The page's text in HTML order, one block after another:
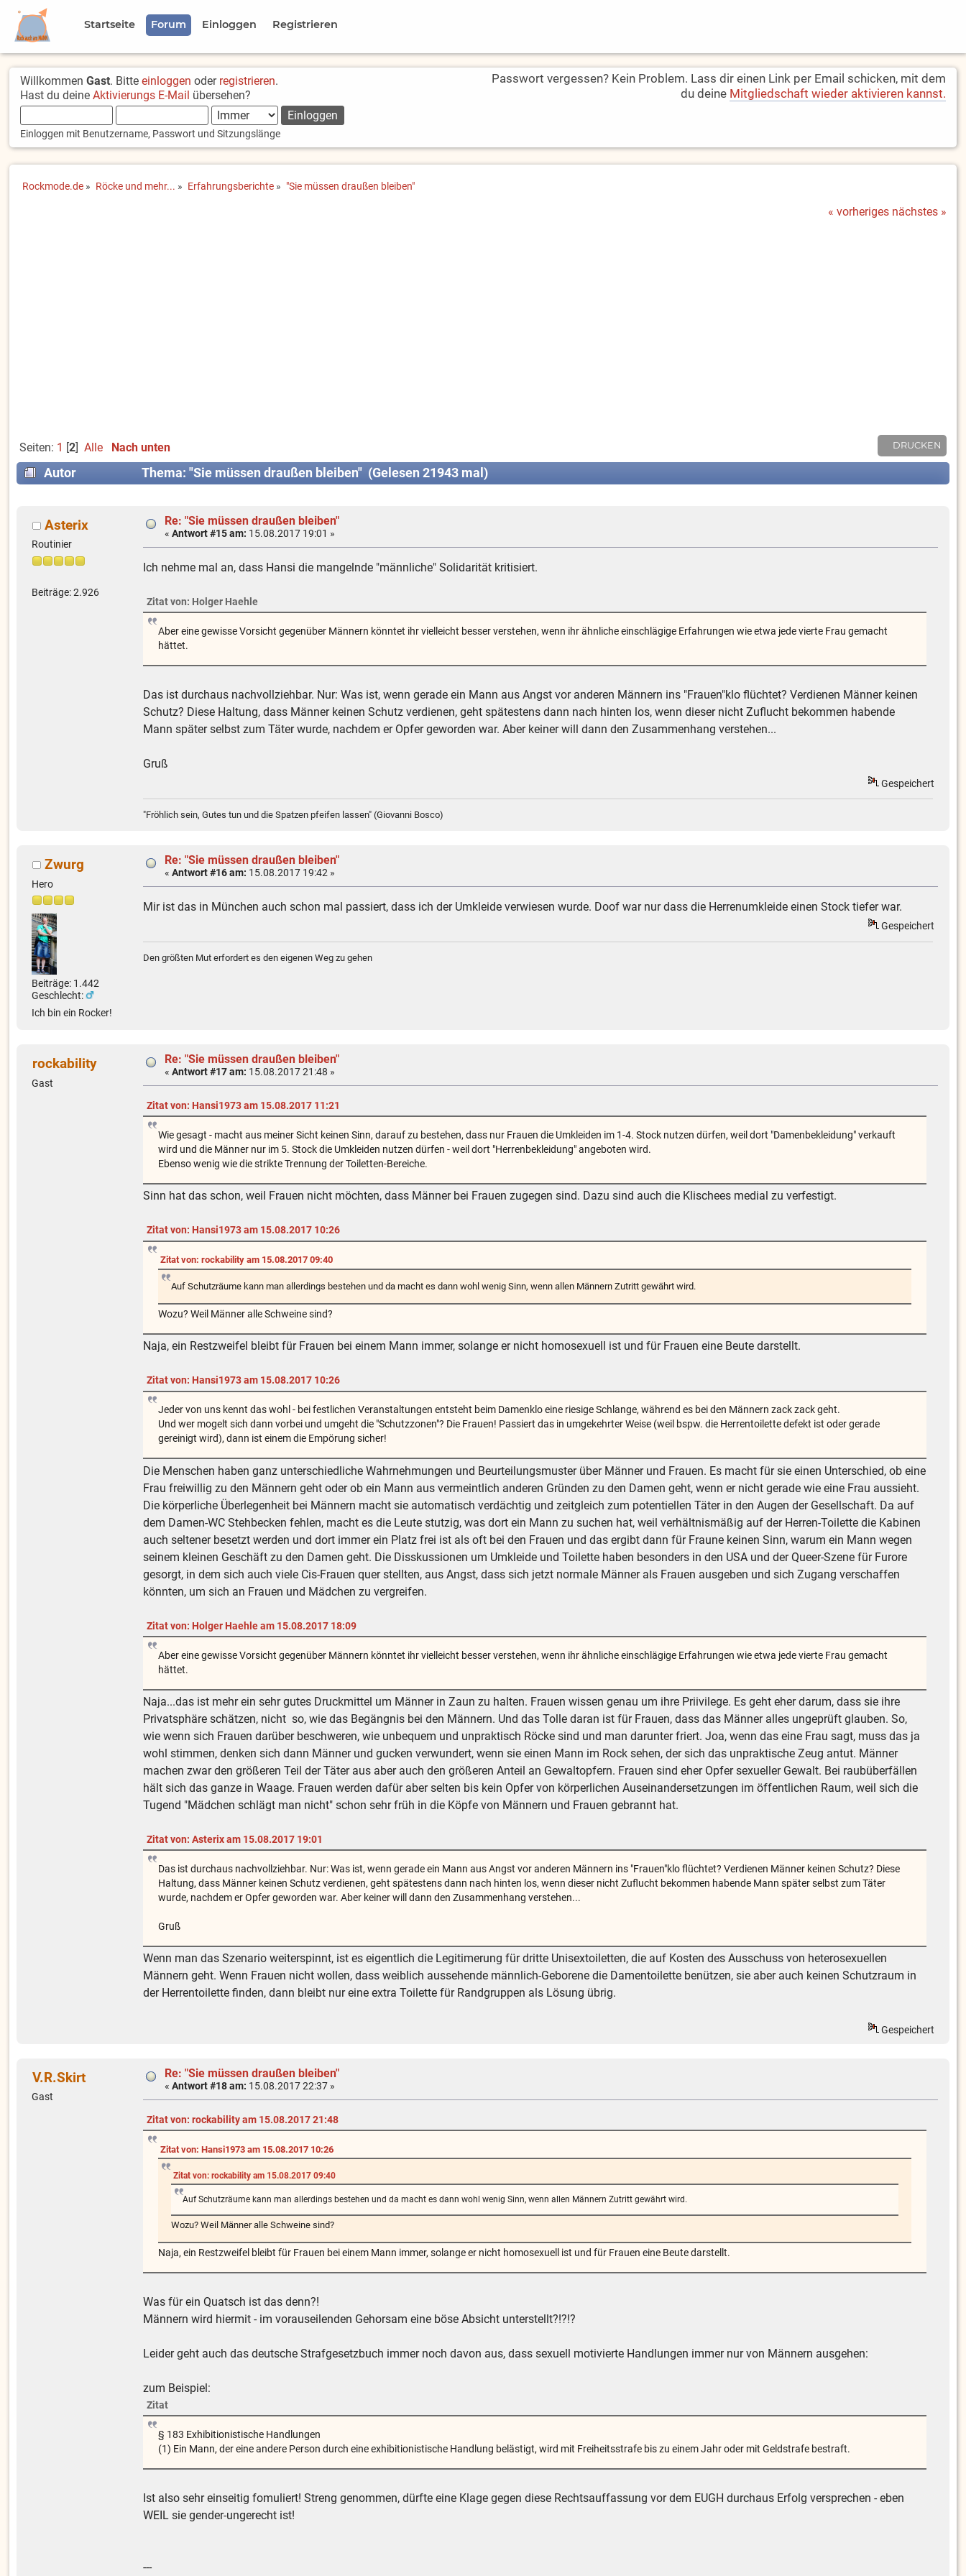
Startseite Forum Einloggen Registrieren
WillkommenGast. Bitteeinloggen oder registrieren.
Hast du deineAktivierungs E-Mail übersehen?
Einloggen mit Benutzername, Passwort und Sitzungslänge
Passwort vergessen? Kein Problem. Lass dir einen Link per Email schicken, mit dem
du deine Mitgliedschaft wieder aktivieren kannst.
Rockmode.de » Röcke und mehr... » Erfahrungsberichte » "Sie müssen draußen bleiben"
« vorheriges nächstes »
DRUCKEN
Seiten: 1 [2] Alle Nach unten
Autor Thema: "Sie müssen draußen bleiben" (Gelesen 21943 mal)
Asterix
Routinier
Beiträge: 2.926
Re: "Sie müssen draußen bleiben"
«Antwort #15 am: 15.08.2017 19:01 »
Ich nehme mal an, dass Hansi die mangelnde "männliche" Solidarität kritisiert.
Zitat von: Holger Haehle
Aber eine gewisse Vorsicht gegenüber Männern könntet ihr vielleicht besser verstehen, wenn ihr ähnliche einschlägige Erfahrungen wie etwa jede vierte Frau gemacht
hättet.
Das ist durchaus nachvollziehbar. Nur: Was ist, wenn gerade ein Mann aus Angst vor anderen Männern ins "Frauen"klo flüchtet? Verdienen Männer keinen
Schutz? Diese Haltung, dass Männer keinen Schutz verdienen, geht spätestens dann nach hinten los, wenn dieser nicht Zuflucht bekommen habende
Mann später selbst zum Täter wurde, nachdem er Opfer geworden war. Aber keiner will dann den Zusammenhang verstehen...
Gruß
Gespeichert
"Fröhlich sein, Gutes tun und die Spatzen pfeifen lassen" (Giovanni Bosco)
Zwurg
Hero
Beiträge: 1.442
Geschlecht:
Ich bin ein Rocker!
Re: "Sie müssen draußen bleiben"
«Antwort #16 am: 15.08.2017 19:42 »
Mir ist das in München auch schon mal passiert, dass ich der Umkleide verwiesen wurde. Doof war nur dass die Herrenumkleide einen Stock tiefer war.
Gespeichert
Den größten Mut erfordert es den eigenen Weg zu gehen
rockability
Gast
Re: "Sie müssen draußen bleiben"
«Antwort #17 am: 15.08.2017 21:48 »
Zitat von: Hansi1973 am 15.08.2017 11:21
Wie gesagt - macht aus meiner Sicht keinen Sinn, darauf zu bestehen, dass nur Frauen die Umkleiden im 1-4. Stock nutzen dürfen, weil dort "Damenbekleidung" verkauft
wird und die Männer nur im 5. Stock die Umkleiden nutzen dürfen - weil dort "Herrenbekleidung" angeboten wird.
Ebenso wenig wie die strikte Trennung der Toiletten-Bereiche.
Sinn hat das schon, weil Frauen nicht möchten, dass Männer bei Frauen zugegen sind. Dazu sind auch die Klischees medial zu verfestigt.
Zitat von: Hansi1973 am 15.08.2017 10:26
Zitat von: rockability am 15.08.2017 09:40
Auf Schutzräume kann man allerdings bestehen und da macht es dann wohl wenig Sinn, wenn allen Männern Zutritt gewährt wird.
Wozu? Weil Männer alle Schweine sind?
Naja, ein Restzweifel bleibt für Frauen bei einem Mann immer, solange er nicht homosexuell ist und für Frauen eine Beute darstellt.
Zitat von: Hansi1973 am 15.08.2017 10:26
Jeder von uns kennt das wohl - bei festlichen Veranstaltungen entsteht beim Damenklo eine riesige Schlange, während es bei den Männern zack zack geht.
Und wer mogelt sich dann vorbei und umgeht die "Schutzzonen"? Die Frauen! Passiert das in umgekehrter Weise (weil bspw. die Herrentoilette defekt ist oder gerade
gereinigt wird), dann ist einem die Empörung sicher!
Die Menschen haben ganz unterschiedliche Wahrnehmungen und Beurteilungsmuster über Männer und Frauen. Es macht für sie einen Unterschied, ob eine
Frau freiwillig zu den Männern geht oder ob ein Mann aus vermeintlich anderen Gründen zu den Damen geht, wenn er nicht gerade wie eine Frau aussieht.
Die körperliche Überlegenheit bei Männern macht sie automatisch verdächtig und zeitgleich zum potentiellen Täter in den Augen der Gesellschaft. Da auf
dem Damen-WC Stehbecken fehlen, macht es die Leute stutzig, was dort ein Mann zu suchen hat, weil verhältnismäßig auf der Herren-Toilette die Kabinen
auch seltener besetzt werden und dort immer ein Platz frei ist als oft bei den Frauen und das ergibt dann für Fraune keinen Sinn, warum ein Mann wegen
seinem kleinen Geschäft zu den Damen geht. Die Disskussionen um Umkleide und Toilette haben besonders in den USA und der Queer-Szene für Furore
gesorgt, in dem sich auch viele Cis-Frauen quer stellten, aus Angst, dass sich jetzt normale Männer als Frauen ausgeben und sich Zugang verschaffen
könnten, um sich an Frauen und Mädchen zu vergreifen.
Zitat von: Holger Haehle am 15.08.2017 18:09
Aber eine gewisse Vorsicht gegenüber Männern könntet ihr vielleicht besser verstehen, wenn ihr ähnliche einschlägige Erfahrungen wie etwa jede vierte Frau gemacht
hättet.
Naja...das ist mehr ein sehr gutes Druckmittel um Männer in Zaun zu halten. Frauen wissen genau um ihre Priivilege. Es geht eher darum, dass sie ihre
Privatsphäre schätzen, nicht so, wie das Begängnis bei den Männern. Und das Tolle daran ist für Frauen, dass das Männer alles ungeprüft glauben. So,
wie wenn sich Frauen darüber beschweren, wie unbequem und unpraktisch Röcke sind und man darunter friert. Joa, wenn das eine Frau sagt, muss das ja
wohl stimmen, denken sich dann Männer und gucken verwundert, wenn sie einen Mann im Rock sehen, der sich das unpraktische Zeug antut. Männer
machen zwar den größeren Teil der Täter aus aber auch den größeren Anteil an Gewaltopfern. Frauen sind eher Opfer sexueller Gewalt. Bei raubüberfällen
hält sich das ganze in Waage. Frauen werden dafür aber selten bis kein Opfer von körperlichen Auseinandersetzungen im öffentlichen Raum, weil sich die
Tugend "Mädchen schlägt man nicht" schon sehr früh in die Köpfe von Männern und Frauen gebrannt hat.
Zitat von: Asterix am 15.08.2017 19:01
Das ist durchaus nachvollziehbar. Nur: Was ist, wenn gerade ein Mann aus Angst vor anderen Männern ins "Frauen"klo flüchtet? Verdienen Männer keinen Schutz? Diese
Haltung, dass Männer keinen Schutz verdienen, geht spätestens dann nach hinten los, wenn dieser nicht Zuflucht bekommen habende Mann später selbst zum Täter
wurde, nachdem er Opfer geworden war. Aber keiner will dann den Zusammenhang verstehen...
Gruß
Wenn man das Szenario weiterspinnt, ist es eigentlich die Legitimerung für dritte Unisextoiletten, die auf Kosten des Ausschuss von heterosexuellen
Männern geht. Wenn Frauen nicht wollen, dass weiblich aussehende männlich-Geborene die Damentoilette benützen, sie aber auch keinen Schutzraum in
der Herrentoilette finden, dann bleibt nur eine extra Toilette für Randgruppen als Lösung übrig.
Gespeichert
V.R.Skirt
Gast
Re: "Sie müssen draußen bleiben"
«Antwort #18 am: 15.08.2017 22:37 »
Zitat von: rockability am 15.08.2017 21:48
Zitat von: Hansi1973 am 15.08.2017 10:26
Zitat von: rockability am 15.08.2017 09:40
Auf Schutzräume kann man allerdings bestehen und da macht es dann wohl wenig Sinn, wenn allen Männern Zutritt gewährt wird.
Wozu? Weil Männer alle Schweine sind?
Naja, ein Restzweifel bleibt für Frauen bei einem Mann immer, solange er nicht homosexuell ist und für Frauen eine Beute darstellt.
Was für ein Quatsch ist das denn?!
Männern wird hiermit - im vorauseilenden Gehorsam eine böse Absicht unterstellt?!?!?
Leider geht auch das deutsche Strafgesetzbuch immer noch davon aus, dass sexuell motivierte Handlungen immer nur von Männern ausgehen:
zum Beispiel:
Zitat
§ 183 Exhibitionistische Handlungen
(1) Ein Mann, der eine andere Person durch eine exhibitionistische Handlung belästigt, wird mit Freiheitsstrafe bis zu einem Jahr oder mit Geldstrafe bestraft.
Ist also sehr einseitig fomuliert! Streng genommen, dürfte eine Klage gegen diese Rechtsauffassung vor dem EUGH durchaus Erfolg versprechen - eben
WEIL sie gender-ungerecht ist!
---